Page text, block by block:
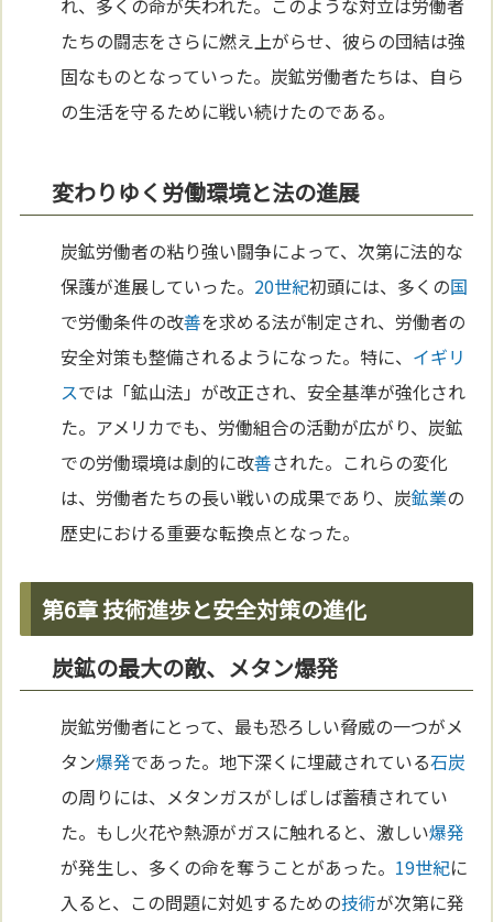
れ、多くの命が失われた。このような対立は労働者
たちの闘志をさらに燃え上がらせ、彼らの団結は強
固なものとなっていった。炭鉱労働者たちは、自ら
の生活を守るために戦い続けたのである。
変わりゆく労働環境と法の進展
炭鉱労働者の粘り強い闘争によって、次第に法的な
保護が進展していった。 20世紀初頭には、多くの国
で労働条件の改善を求める法が制定され、労働者の
安全対策も整備されるようになった。特に、 イギリ
スでは「鉱山法」が改正され、安全基準が強化され
た。アメリカでも、労働組合の活動が広がり、炭鉱
での労働環境は劇的に改善された。これらの変化
は、労働者たちの長い戦いの成果であり、炭鉱業の
歴史における重要な転換点となった。
第6章 技術進歩と安全対策の進化
炭鉱の最大の敵、メタン爆発
炭鉱労働者にとって、最も恐ろしい脅威の一つがメ
タン爆発であった。地下深くに埋蔵されている石炭
の周りには、メタンガスがしばしば蓄積されてい
た。もし火花や熱源がガスに触れると、激しい爆発
が発生し、多くの命を奪うことがあった。 19世紀に
入ると、この問題に対処するための技術が次第に発